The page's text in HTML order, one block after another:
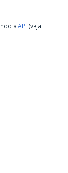
a API (veja